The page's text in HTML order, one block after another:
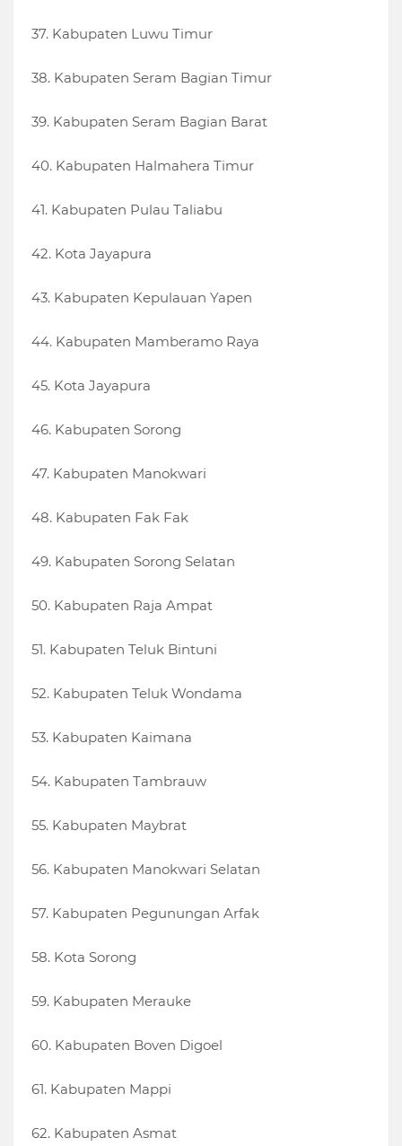
37. Kabupaten Luwu Timur
38. Kabupaten Seram Bagian Timur
39. Kabupaten Seram Bagian Barat
40. Kabupaten Halmahera Timur
41. Kabupaten Pulau Taliabu
42. Kota Jayapura
43. Kabupaten Kepulauan Yapen
44. Kabupaten Mamberamo Raya
45. Kota Jayapura
46. Kabupaten Sorong
47. Kabupaten Manokwari
48. Kabupaten Fak Fak
49. Kabupaten Sorong Selatan
50. Kabupaten Raja Ampat
51. Kabupaten Teluk Bintuni
52. Kabupaten Teluk Wondama
53. Kabupaten Kaimana
54. Kabupaten Tambrauw
55. Kabupaten Maybrat
56. Kabupaten Manokwari Selatan
57. Kabupaten Pegunungan Arfak
58. Kota Sorong
59. Kabupaten Merauke
60. Kabupaten Boven Digoel
61. Kabupaten Mappi
62. Kabupaten Asmat